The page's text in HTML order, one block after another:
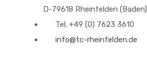
D-79618 Rheinfelden (Baden)
Tel. +49 (0) 7623 3610
info@tc-rheinfelden.de